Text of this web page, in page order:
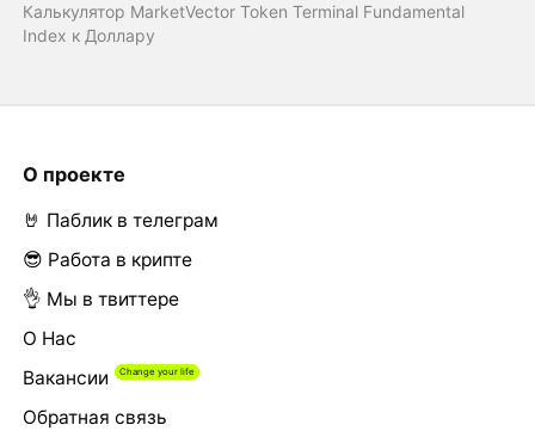
Калькулятор MarketVector Token Terminal Fundamental
Index к Доллару
О проекте
🤘 Паблик в телеграм
😎 Работа в крипте
👌 Мы в твиттере
О Нас
Вакансии
Обратная связь